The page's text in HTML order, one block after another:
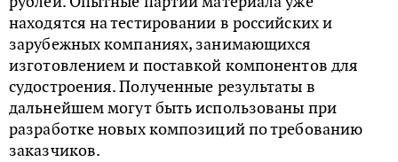
находятся на тестировании в российских и
зарубежных компаниях, занимающихся
изготовлением и поставкой компонентов для
судостроения. Полученные результаты в
дальнейшем могут быть использованы при
разработке новых композиций по требованию
заказчиков.